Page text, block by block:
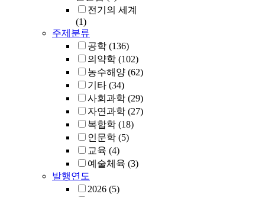
전기의 세계
(1)
주제분류
공학 (136)
의약학 (102)
농수해양 (62)
기타 (34)
사회과학 (29)
자연과학 (27)
복합학 (18)
인문학 (5)
교육 (4)
예술체육 (3)
발행연도
2026 (5)